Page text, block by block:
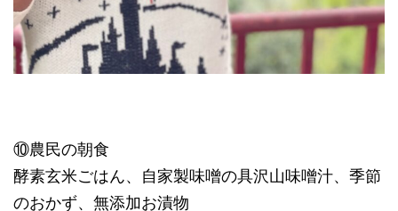
⑩農民の朝食
酵素玄米ごはん、自家製味噌の具沢山味噌汁、季節
のおかず、無添加お漬物